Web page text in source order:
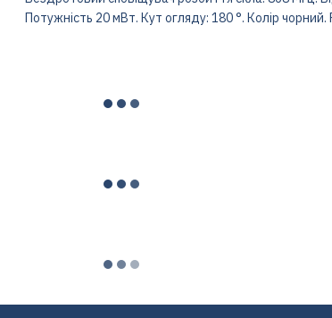
Потужність 20 мВт. Кут огляду: 180 °. Колір